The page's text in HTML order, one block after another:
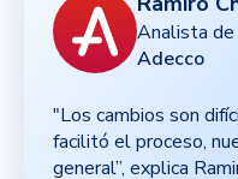
Analista de
Adecco
"Los cambios son
facilitó el proceso,
general”, explica